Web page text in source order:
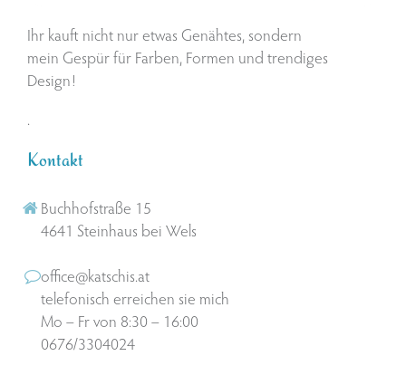
Ihr kauft nicht nur etwas Genähtes, sondern
mein Gespür für Farben, Formen und trendiges
Design!
.
Kontakt
Buchhofstraße 15
4641 Steinhaus bei Wels
office@katschis.at
telefonisch erreichen sie mich
Mo – Fr von 8:30 – 16:00
0676/3304024